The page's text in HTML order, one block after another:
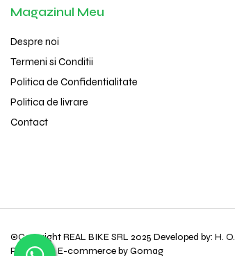
Magazinul Meu
Despre noi
Termeni si Conditii
Politica de Confidentialitate
Politica de livrare
Contact
©Copyright REAL BIKE SRL 2025 Developed by: H. O.
Platforma E-commerce by Gomag